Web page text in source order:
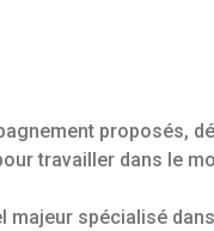
proposés,
travailler dans le
spécialisé